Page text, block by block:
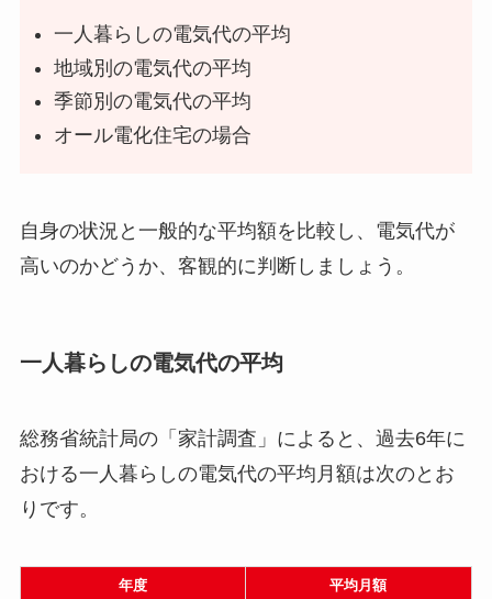
一人暮らしの電気代の平均
地域別の電気代の平均
季節別の電気代の平均
オール電化住宅の場合
自身の状況と一般的な平均額を比較し、電気代が
高いのかどうか、客観的に判断しましょう。
一人暮らしの電気代の平均
総務省統計局の「家計調査」によると、過去6年に
おける一人暮らしの電気代の平均月額は次のとお
りです。
年度 平均月額